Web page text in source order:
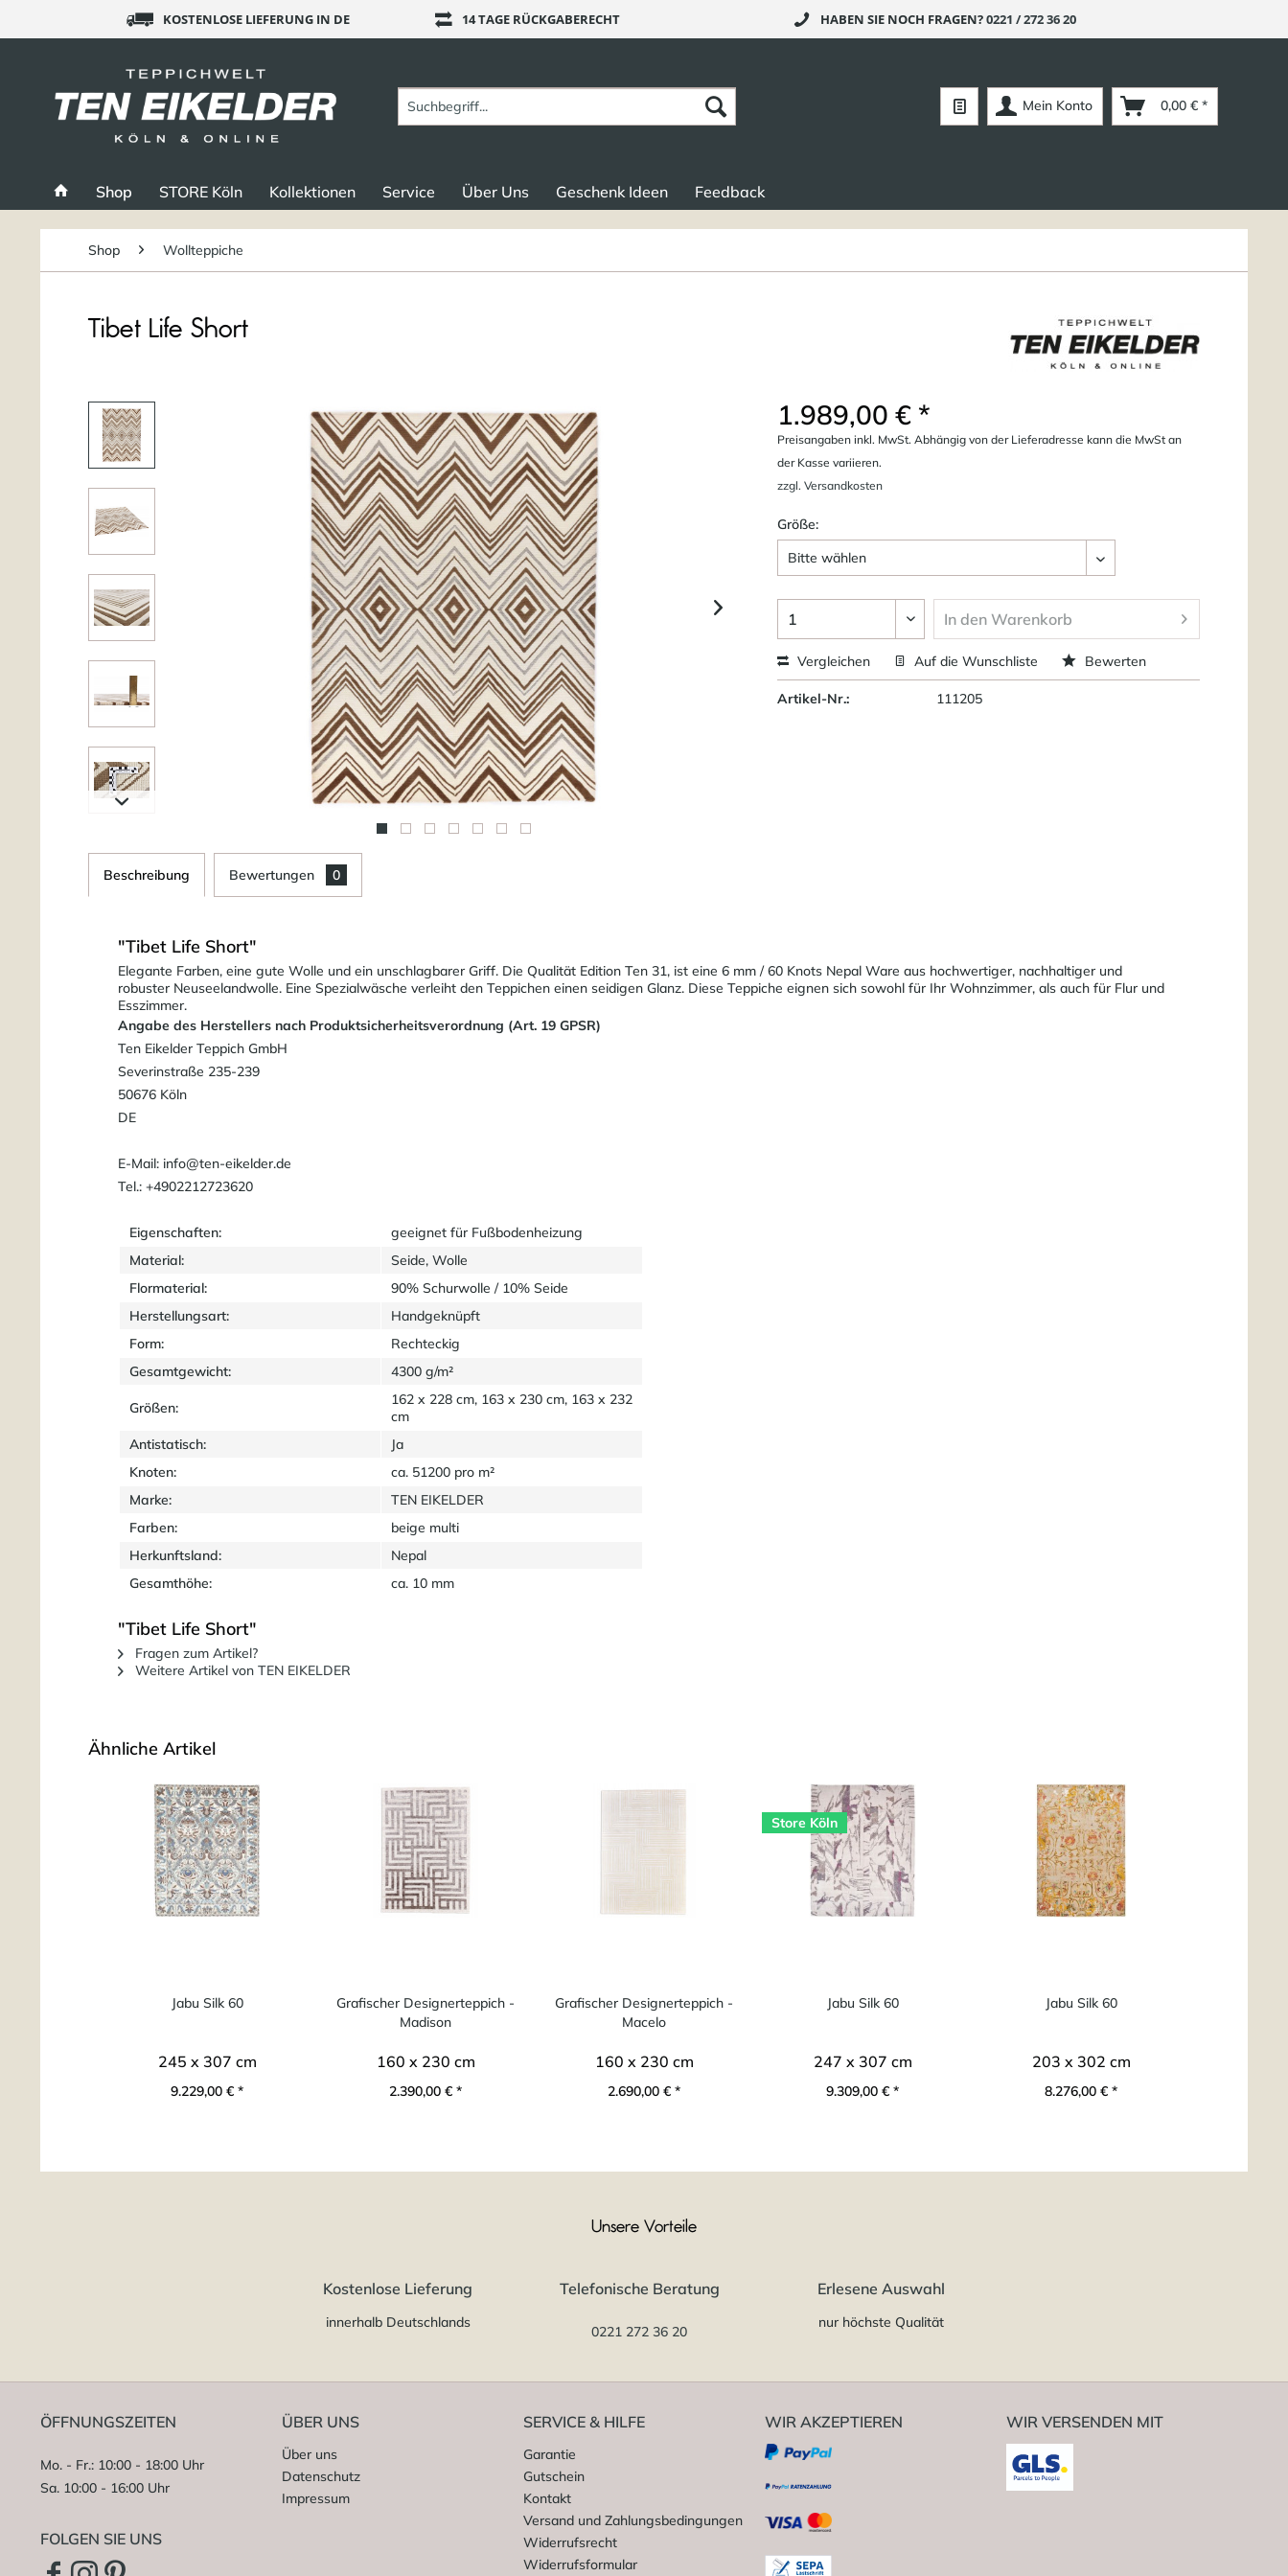
KOSTENLOSE LIEFERUNG IN DE 14 TAGE RÜCKGABERECHT HABEN SIE NOCH FRAGEN?0221 / 272 36 20
Mein Konto 0,00 € *
Shop STORE Köln Kollektionen Service Über Uns Geschenk Ideen Feedback
Shop Wollteppiche
Tibet Life Short
1.989,00 € *
Preisangaben inkl. MwSt. Abhängig von der Lieferadresse kann die MwSt an
der Kasse variieren.
zzgl. Versandkosten
Größe:
In den Warenkorb
Vergleichen Auf die Wunschliste Bewerten
Artikel-Nr.: 111205
Beschreibung Bewertungen 0
"Tibet Life Short"
Elegante Farben, eine gute Wolle und ein unschlagbarer Griff. Die Qualität Edition Ten 31, ist eine 6 mm / 60 Knots Nepal Ware aus hochwertiger, nachhaltiger und
robuster Neuseelandwolle. Eine Spezialwäsche verleiht den Teppichen einen seidigen Glanz. Diese Teppiche eignen sich sowohl für Ihr Wohnzimmer, als auch für Flur und
Esszimmer.
Angabe des Herstellers nach Produktsicherheitsverordnung (Art. 19 GPSR)
Ten Eikelder Teppich GmbH
Severinstraße 235-239
50676 Köln
DE
E-Mail: info@ten-eikelder.de
Tel.: +4902212723620
Eigenschaften:
geeignet für Fußbodenheizung
Material:
Seide, Wolle
Flormaterial:
90% Schurwolle / 10% Seide
Herstellungsart:
Handgeknüpft
Form:
Rechteckig
Gesamtgewicht:
4300 g/m²
Größen:
162 x 228 cm, 163 x 230 cm, 163 x 232
cm
Antistatisch:
Ja
Knoten:
ca. 51200 pro m²
Marke:
TEN EIKELDER
Farben:
beige multi
Herkunftsland:
Nepal
Gesamthöhe:
ca. 10 mm
"Tibet Life Short"
Fragen zum Artikel?
Weitere Artikel von TEN EIKELDER
Ähnliche Artikel
Jabu Silk 60
245 x 307 cm
9.229,00 € *
Grafischer Designerteppich -
Madison
160 x 230 cm
2.390,00 € *
Grafischer Designerteppich -
Macelo
160 x 230 cm
2.690,00 € *
Store Köln
Jabu Silk 60
247 x 307 cm
9.309,00 € *
Jabu Silk 60
203 x 302 cm
8.276,00 € *
Unsere Vorteile
Kostenlose Lieferung
innerhalb Deutschlands
Telefonische Beratung
0221 272 36 20
Erlesene Auswahl
nur höchste Qualität
ÖFFNUNGSZEITEN
Mo. - Fr.: 10:00 - 18:00 Uhr
Sa. 10:00 - 16:00 Uhr
FOLGEN SIE UNS
ÜBER UNS
Über uns
Datenschutz
Impressum
SERVICE & HILFE
Garantie
Gutschein
Kontakt
Versand und Zahlungsbedingungen
Widerrufsrecht
Widerrufsformular
WIR AKZEPTIEREN WIR VERSENDEN MIT